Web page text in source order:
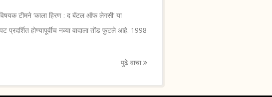
टीमने ‘काला हिरण : द बॅटल ऑफ लेगसी’ या
प्रदर्शित होण्यापूर्वीच नव्या वादाला तोंड फुटले आहे. 1998
पुढे वाचा